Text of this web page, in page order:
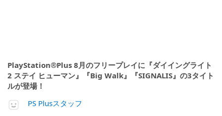
PlayStation®Plus 8月のフリープレイに『ダイイングライト
2 ステイ ヒューマン』『Big Walk』『SIGNALIS』の3タイト
ルが登場！
PS Plusスタッフ